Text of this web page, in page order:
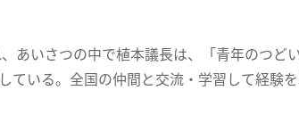
あいさつの中で植本議長は、「青年のつど
ている。全国の仲間と交流・学習して経験